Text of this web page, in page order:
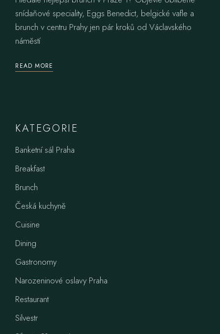
snídaňové speciality, Eggs Benedict, belgické vafle a
brunch v centru Prahy jen pár kroků od Václavského
náměstí
READ MORE
KATEGORIE
Banketní sál Praha
Breakfast
Brunch
Česká kuchyně
Cuisine
Dining
Gastronomy
Narozeninové oslavy Praha
Restaurant
Silvestr